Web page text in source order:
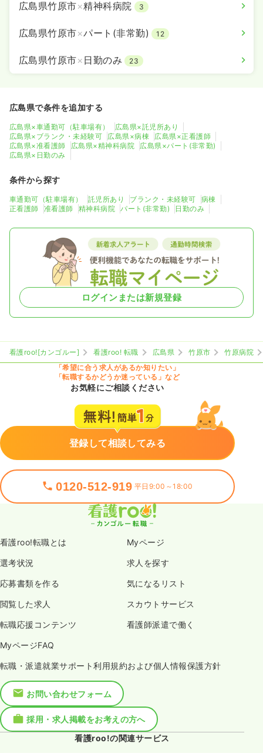
広島県竹原市×精神科病院 3
広島県竹原市×パート(非常勤) 12
広島県竹原市× 日勤のみ 23
広島県で条件を追加する
広島県×車通勤可（駐車場有）
広島県×託児所あり
広島県×ブランク・未経験可
広島県×病棟
広島県×正看護師
広島県×准看護師
広島県×精神科病院
広島県×パート(非常勤)
広島県×日勤のみ
条件から探す
車通勤可（駐車場有） 託児所あり ブランク・未経験可
病棟
正看護師
准看護師 精神科病院 パート(非常勤) 日勤のみ
ログインまたは新規登録
看護roo![カンゴルー] 看護roo! 転職 広島県 竹原市
竹原病院
「希望に合う求人があるか知りたい」
「転職するかどうか迷っている」など
お気軽にご相談ください
登録して相談してみる
0120-512-919 平日9:00～18:00
看護roo!転職とは Myページ
選考状況 求人を探す
応募書類を作る 気になるリスト
閲覧した求人 スカウトサービス
転職応援コンテンツ 看護師派遣で働く
MyページFAQ
転職・派遣就業サポート利用規約および個人情報保護方針
お問い合わせフォーム
採用・求人掲載をお考えの方へ
看護roo!の関連サービス